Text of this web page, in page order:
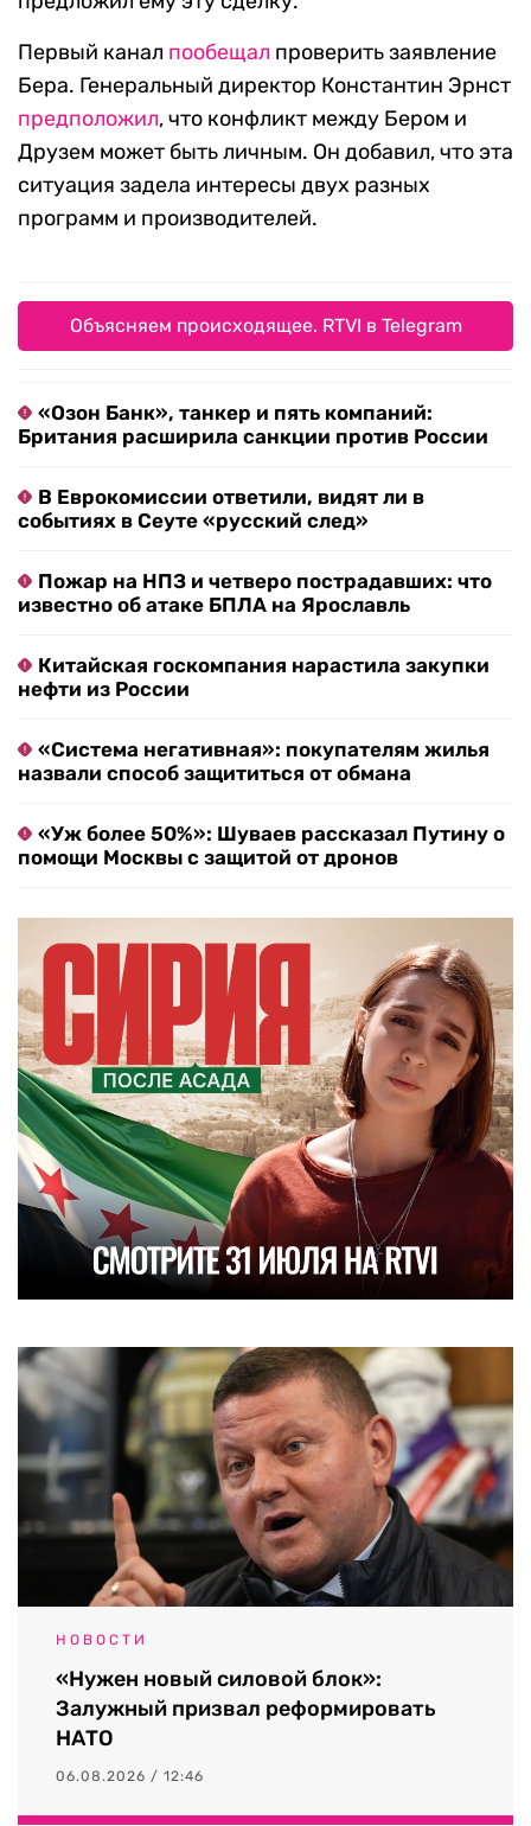
Первый канал пообещал проверить заявление
Бера. Генеральный директор Константин Эрнст
предположил, что конфликт между Бером и
Друзем может быть личным. Он добавил, что эта
ситуация задела интересы двух разных
программ и производителей.
Объясняем происходящее. RTVI в Telegram
«Озон Банк», танкер и пять компаний:
Британия расширила санкции против России
В Еврокомиссии ответили, видят ли в
событиях в Сеуте «русский след»
Пожар на НПЗ и четверо пострадавших: что
известно об атаке БПЛА на Ярославль
Китайская госкомпания нарастила закупки
нефти из России
«Система негативная»: покупателям жилья
назвали способ защититься от обмана
«Уж более 50%»: Шуваев рассказал Путину о
помощи Москвы с защитой от дронов
НОВОСТИ
«Нужен новый силовой блок»:
Залужный призвал реформировать
НАТО
06.08.2026 / 12:46